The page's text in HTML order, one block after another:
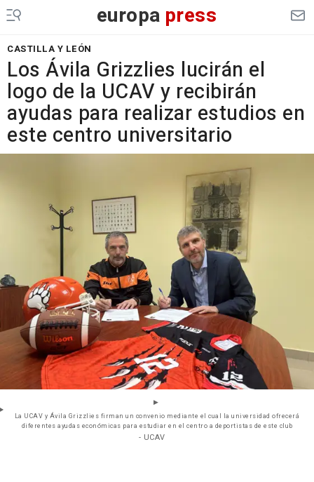
europa press
CASTILLA Y LEÓN
Los Ávila Grizzlies lucirán el
logo de la UCAV y recibirán
ayudas para realizar estudios en
este centro universitario
La UCAV y Ávila Grizzlies firman un convenio mediante el cual la universidad ofrecerá
diferentes ayudas económicas para estudiar en el centro a deportistas de este club
- UCAV